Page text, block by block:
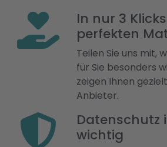
In nur 3
perfekten
Teilen Sie uns mit,
für Sie besonders
zeigen Ihnen
Anbieter.
Datenschutz
wichtig